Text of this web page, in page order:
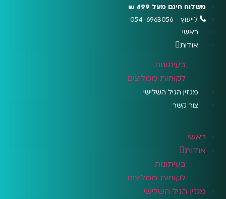
לתוכן
משלוח חינם מעל 499 ₪
לייעוץ - 054-6963056
ראשי
אודות
בעיתונות
לקוחות ממליצים
מגזין הגיל השלישי
צור קשר
ראשי
אודות
בעיתונות
לקוחות ממליצים
מגזין הגיל השלישי